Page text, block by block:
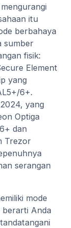
itu
berbahaya
sumber
fisik:
Element
yang
6+.
yang
Optiga
dan
Trezor
serangan
mode
berarti Anda